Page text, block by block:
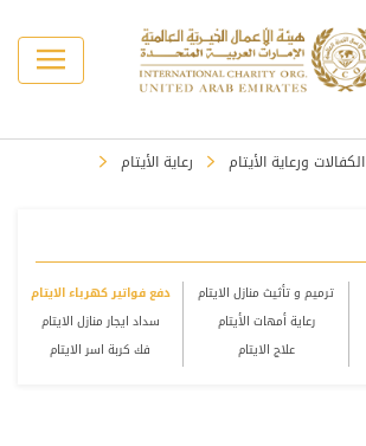
الكفالات ورعاية الأيتام رعاية الأيتام
ترميم و تأثيث منازل الايتام
دفع فواتير كهرباء الايتام
رعاية أمهات الأيتام
سداد ايجار منازل الايتام
علاج الايتام فك كربة اسر الايتام